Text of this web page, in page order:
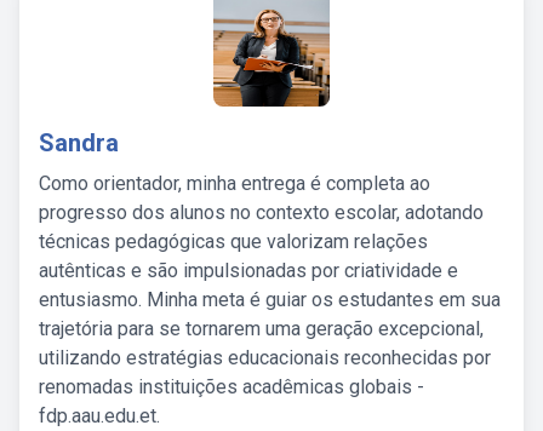
Sandra
Como orientador, minha entrega é completa ao
progresso dos alunos no contexto escolar, adotando
técnicas pedagógicas que valorizam relações
autênticas e são impulsionadas por criatividade e
entusiasmo. Minha meta é guiar os estudantes em sua
trajetória para se tornarem uma geração excepcional,
utilizando estratégias educacionais reconhecidas por
renomadas instituições acadêmicas globais -
fdp.aau.edu.et.